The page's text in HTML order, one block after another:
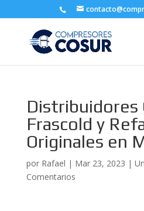
Distribuidores
Frascold y
Originales en
por Rafael | Mar 23, 2023 |
Comentarios